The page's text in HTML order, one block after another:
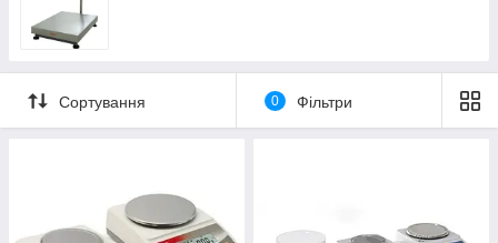
Сортування 0 Фільтри